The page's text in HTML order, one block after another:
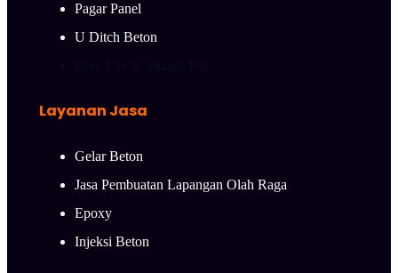
Pagar Panel
U Ditch Beton
Layanan Jasa
Gelar Beton
Jasa Pembuatan Lapangan Olah Raga
Epoxy
Injeksi Beton